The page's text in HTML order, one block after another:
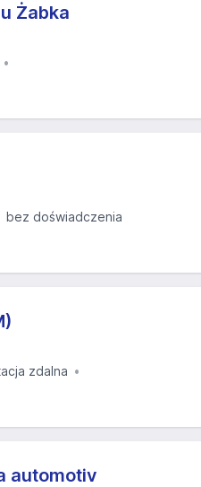
Żabka
bez doświadczenia
zdalna
automotiv